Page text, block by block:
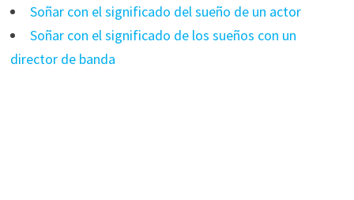
Soñar con el significado del sueño de un actor
Soñar con el significado de los sueños con un
director de banda